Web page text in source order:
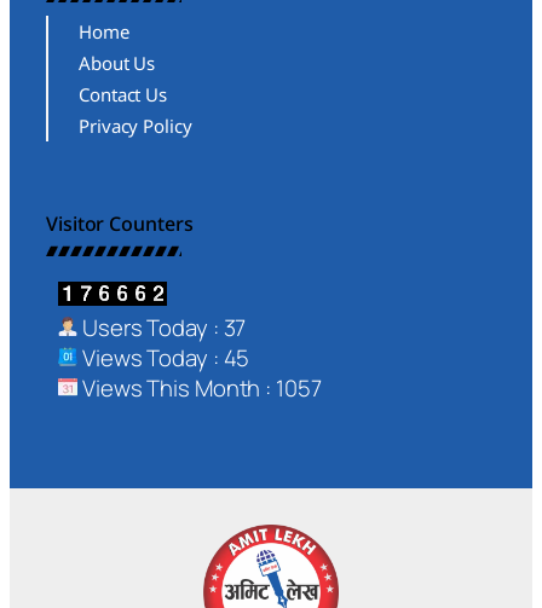
Home
About Us
Contact Us
Privacy Policy
Visitor Counters
Users Today : 37
Views Today : 45
Views This Month : 1057